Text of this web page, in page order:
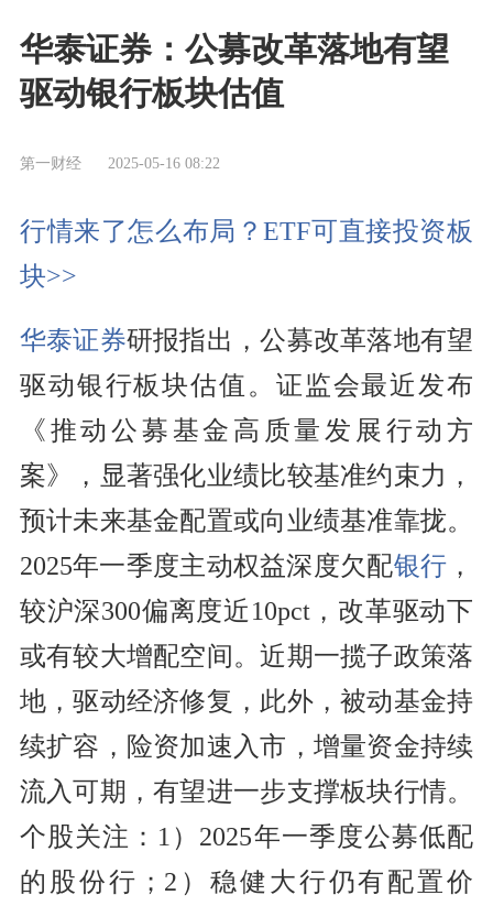
华泰证券：公募改革落地有望
驱动银行板块估值
第一财经 2025-05-16 08:22
行情来了怎么布局？ETF可直接投资板
块>>
华泰证券研报指出，公募改革落地有望
驱动银行板块估值。证监会最近发布
《推动公募基金高质量发展行动方
案》，显著强化业绩比较基准约束力，
预计未来基金配置或向业绩基准靠拢。
2025年一季度主动权益深度欠配银行 ，
较沪深300偏离度近10pct，改革驱动下
或有较大增配空间。近期一揽子政策落
地，驱动经济修复，此外，被动基金持
续扩容，险资加速入市，增量资金持续
流入可期，有望进一步支撑板块行情。
个股关注：1）2025年一季度公募低配
的股份行；2）稳健大行仍有配置价